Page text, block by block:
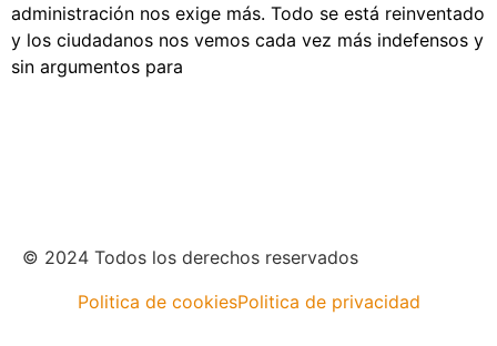
administración nos exige más. Todo se está reinventado
y los ciudadanos nos vemos cada vez más indefensos y
sin argumentos para
© 2024 Todos los derechos reservados
Politica de cookiesPolitica de privacidad